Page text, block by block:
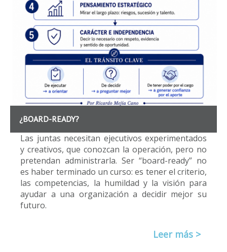
¿BOARD-READY?
Las juntas necesitan ejecutivos experimentados
y creativos, que conozcan la operación, pero no
pretendan administrarla. Ser “board-ready” no
es haber terminado un curso: es tener el criterio,
las competencias, la humildad y la visión para
ayudar a una organización a decidir mejor su
futuro.
Leer más >